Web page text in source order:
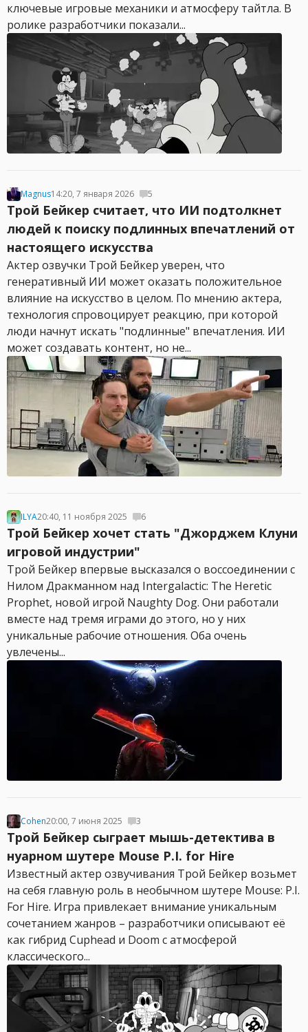
ключевые игровые механики и атмосферу тайтла. В
ролике разработчики показали...
Magnus14:20, 7 января 2026 5
Трой Бейкер считает, что ИИ подтолкнет
людей к поиску подлинных впечатлений от
настоящего искусства
Актер озвучки Трой Бейкер уверен, что
генеративный ИИ может оказать положительное
влияние на искусство в целом. По мнению актера,
технология спровоцирует реакцию, при которой
люди начнут искать "подлинные" впечатления. ИИ
может создавать контент, но не...
ILYA20:40, 11 ноября 2025 6
Трой Бейкер хочет стать "Джорджем Клуни
игровой индустрии"
Трой Бейкер впервые высказался о воссоединении с
Нилом Дракманном над Intergalactic: The Heretic
Prophet, новой игрой Naughty Dog. Они работали
вместе над тремя играми до этого, но у них
уникальные рабочие отношения. Оба очень
увлечены...
Cohen20:00, 7 июня 2025 3
Трой Бейкер сыграет мышь-детектива в
нуарном шутере Mouse P.I. for Hire
Известный актер озвучивания Трой Бейкер возьмет
на себя главную роль в необычном шутере Mouse: P.I.
For Hire. Игра привлекает внимание уникальным
сочетанием жанров – разработчики описывают её
как гибрид Cuphead и Doom с атмосферой
классического...